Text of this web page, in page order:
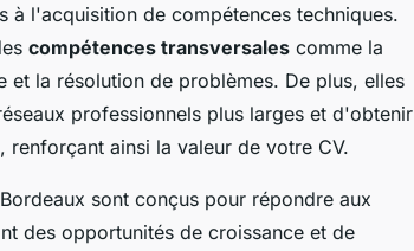
à l'acquisition de compétences techniques.
compétences transversales comme la
la résolution de problèmes. De plus, elles
professionnels plus larges et d'obtenir
renforçant ainsi la valeur de votre CV.
sont conçus pour répondre aux
des opportunités de croissance et de